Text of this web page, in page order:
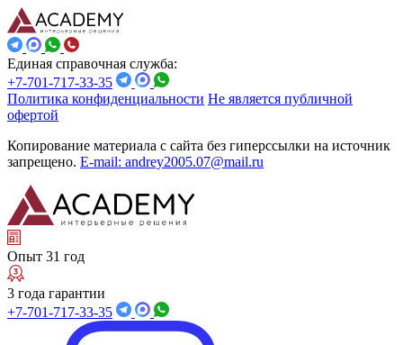
Единая справочная служба:
+7-701-717-33-35
Политика конфиденциальности Не является публичной
офертой
Копирование материала с сайта без гиперссылки на источник
запрещено. E-mail: andrey2005.07@mail.ru
Опыт 31 год
3 года гарантии
+7-701-717-33-35